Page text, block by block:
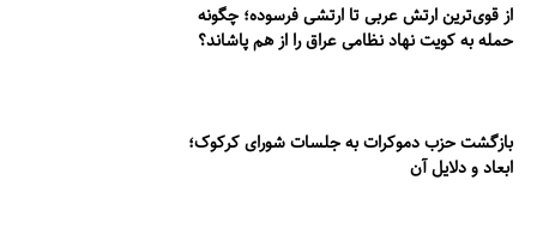
از قوی‌ترین ارتش عربی تا ارتشی فرسوده؛ چگونه
حمله به کویت نهاد نظامی عراق را از هم پاشاند؟
بازگشت حزب دموکرات به جلسات شورای کرکوک؛
ابعاد و دلایل آن